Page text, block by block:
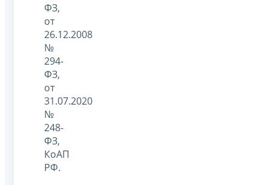
ФЗ,
от
26.12.2008
№
294-
ФЗ,
от
31.07.2020
№
248-
ФЗ,
КоАП
РФ.